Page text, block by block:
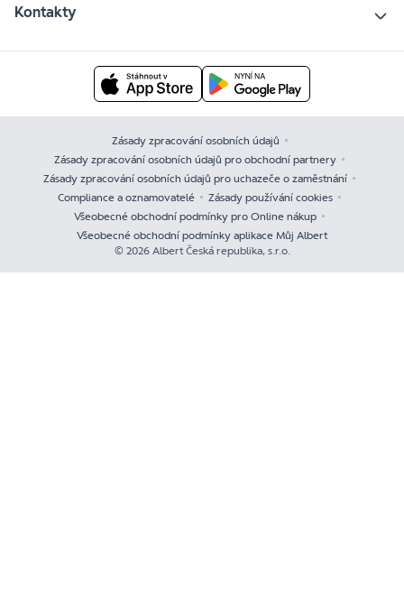
Kontakty
Zásady zpracování osobních údajů
Zásady zpracování osobních údajů pro obchodní partnery
Zásady zpracování osobních údajů pro uchazeče o zaměstnání
Compliance a oznamovatelé
Zásady používání cookies
Všeobecné obchodní podmínky pro Online nákup
Všeobecné obchodní podmínky aplikace Můj Albert
© 2026 Albert Česká republika, s.r.o.